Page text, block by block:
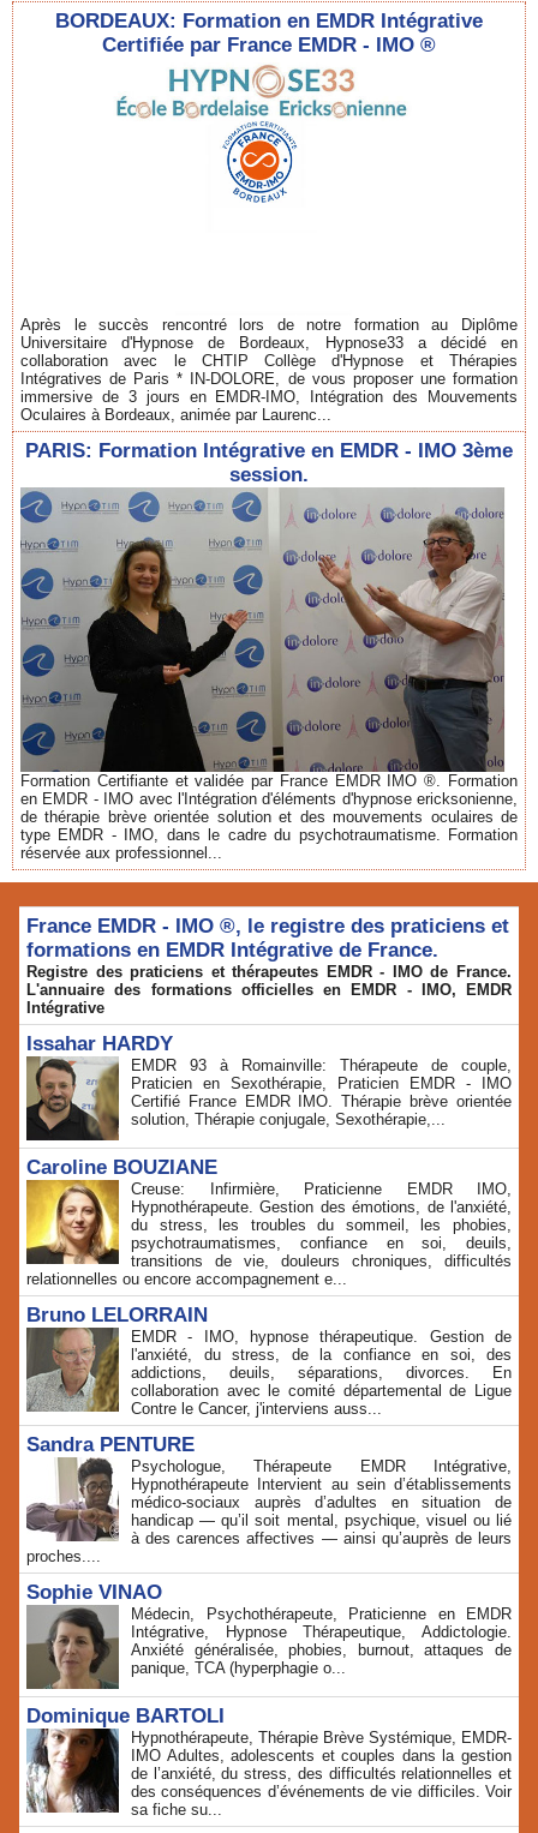
BORDEAUX: Formation en EMDR Intégrative
Certifiée par France EMDR - IMO ®
Après le succès rencontré lors de notre formation au Diplôme
Universitaire d'Hypnose de Bordeaux, Hypnose33 a décidé en
collaboration avec le CHTIP Collège d'Hypnose et Thérapies
Intégratives de Paris * IN-DOLORE, de vous proposer une formation
immersive de 3 jours en EMDR-IMO, Intégration des Mouvements
Oculaires à Bordeaux, animée par Laurenc...
PARIS: Formation Intégrative en EMDR - IMO 3ème
session.
Formation Certifiante et validée par France EMDR IMO ®. Formation
en EMDR - IMO avec l'Intégration d'éléments d'hypnose ericksonienne,
de thérapie brève orientée solution et des mouvements oculaires de
type EMDR - IMO, dans le cadre du psychotraumatisme. Formation
réservée aux professionnel...
France EMDR - IMO ®, le registre des praticiens et
formations en EMDR Intégrative de France.
Registre des praticiens et thérapeutes EMDR - IMO de France.
L'annuaire des formations officielles en EMDR - IMO, EMDR
Intégrative
Issahar HARDY
EMDR 93 à Romainville: Thérapeute de couple,
Praticien en Sexothérapie, Praticien EMDR - IMO
Certifié France EMDR IMO. Thérapie brève orientée
solution, Thérapie conjugale, Sexothérapie,...
Caroline BOUZIANE
Creuse: Infirmière, Praticienne EMDR IMO,
Hypnothérapeute. Gestion des émotions, de l'anxiété,
du stress, les troubles du sommeil, les phobies,
psychotraumatismes, confiance en soi, deuils,
transitions de vie, douleurs chroniques, difficultés
relationnelles ou encore accompagnement e...
Bruno LELORRAIN
EMDR - IMO, hypnose thérapeutique. Gestion de
l'anxiété, du stress, de la confiance en soi, des
addictions, deuils, séparations, divorces. En
collaboration avec le comité départemental de Ligue
Contre le Cancer, j'interviens auss...
Sandra PENTURE
Psychologue, Thérapeute EMDR Intégrative,
Hypnothérapeute Intervient au sein d’établissements
médico‑sociaux auprès d’adultes en situation de
handicap — qu’il soit mental, psychique, visuel ou lié
à des carences affectives — ainsi qu’auprès de leurs
proches....
Sophie VINAO
Médecin, Psychothérapeute, Praticienne en EMDR
Intégrative, Hypnose Thérapeutique, Addictologie.
Anxiété généralisée, phobies, burnout, attaques de
panique, TCA (hyperphagie o...
Dominique BARTOLI
Hypnothérapeute, Thérapie Brève Systémique, EMDR-
IMO Adultes, adolescents et couples dans la gestion
de l’anxiété, du stress, des difficultés relationnelles et
des conséquences d’événements de vie difficiles. Voir
sa fiche su...